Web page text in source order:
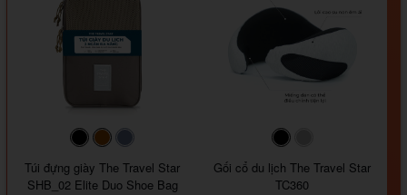
#000000#964B00
Túi đựng giày The Travel Star
SHB_02 Elite Duo Shoe Bag
#000000
Gối cổ du lịch The Travel Star
TC360